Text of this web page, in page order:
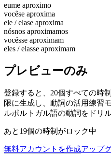
eume aproximo
vocêse aproxima
ele / elase aproxima
nósnos aproximamos
vocêsse aproximam
eles / elasse aproximam
プレビューのみ
登録すると、20個すべての時
限に生成し、動詞の活用練習
ルポルトガル語の動詞をドリ
あと19個の時制がロック中
無料アカウントを作成アップ